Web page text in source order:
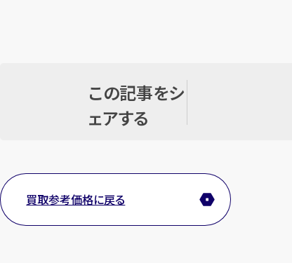
この記事をシ
ェアする
買取参考価格に戻る